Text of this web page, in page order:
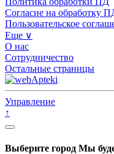
Согласие на обработку
Пользовательское
Еще ∨
О нас
Сотрудничество
Остальные страницы
Управление
↑
Выберите город Мы